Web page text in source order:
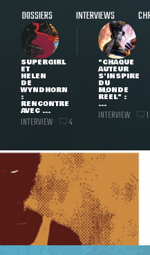
DOSSIERS INTERVIEWS
SUPERGIRL
ET
HELEN
DE
WYNDHORN
:
RENCONTRE
AVEC ...
INTERVIEW 4
"CHAQUE
AUTEUR
S'INSPIRE
DU
MONDE
RÉEL" :
...
INTERVIEW 1